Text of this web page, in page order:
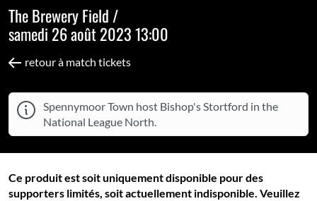
The Brewery Field /
samedi 26 août 2023 13:00
retour à match tickets
Spennymoor Town host Bishop's Stortford in the
National League North.
Ce produit est soit uniquement disponible pour des
supporters limités, soit actuellement indisponible. Veuillez